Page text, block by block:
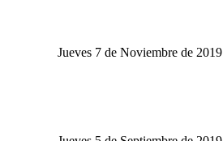
Jueves 7 de Noviembre de 2019